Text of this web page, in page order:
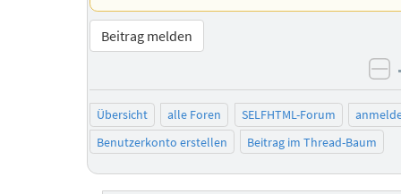
Beitrag melden
Übersicht alle Foren SELFHTML-Forum
Benutzerkonto erstellen
Beitrag im Thread-Baum